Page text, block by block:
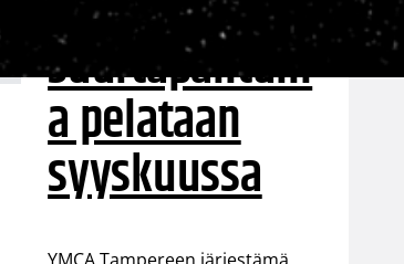
suurtapahtum
a pelataan
syyskuussa